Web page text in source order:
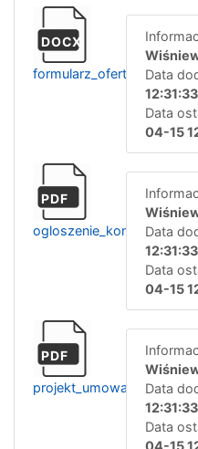
DOCX
Data
12:31:33
Data
04-15
PDF
Data
12:31:33
Data
04-15
PDF
Data
12:31:33
Data